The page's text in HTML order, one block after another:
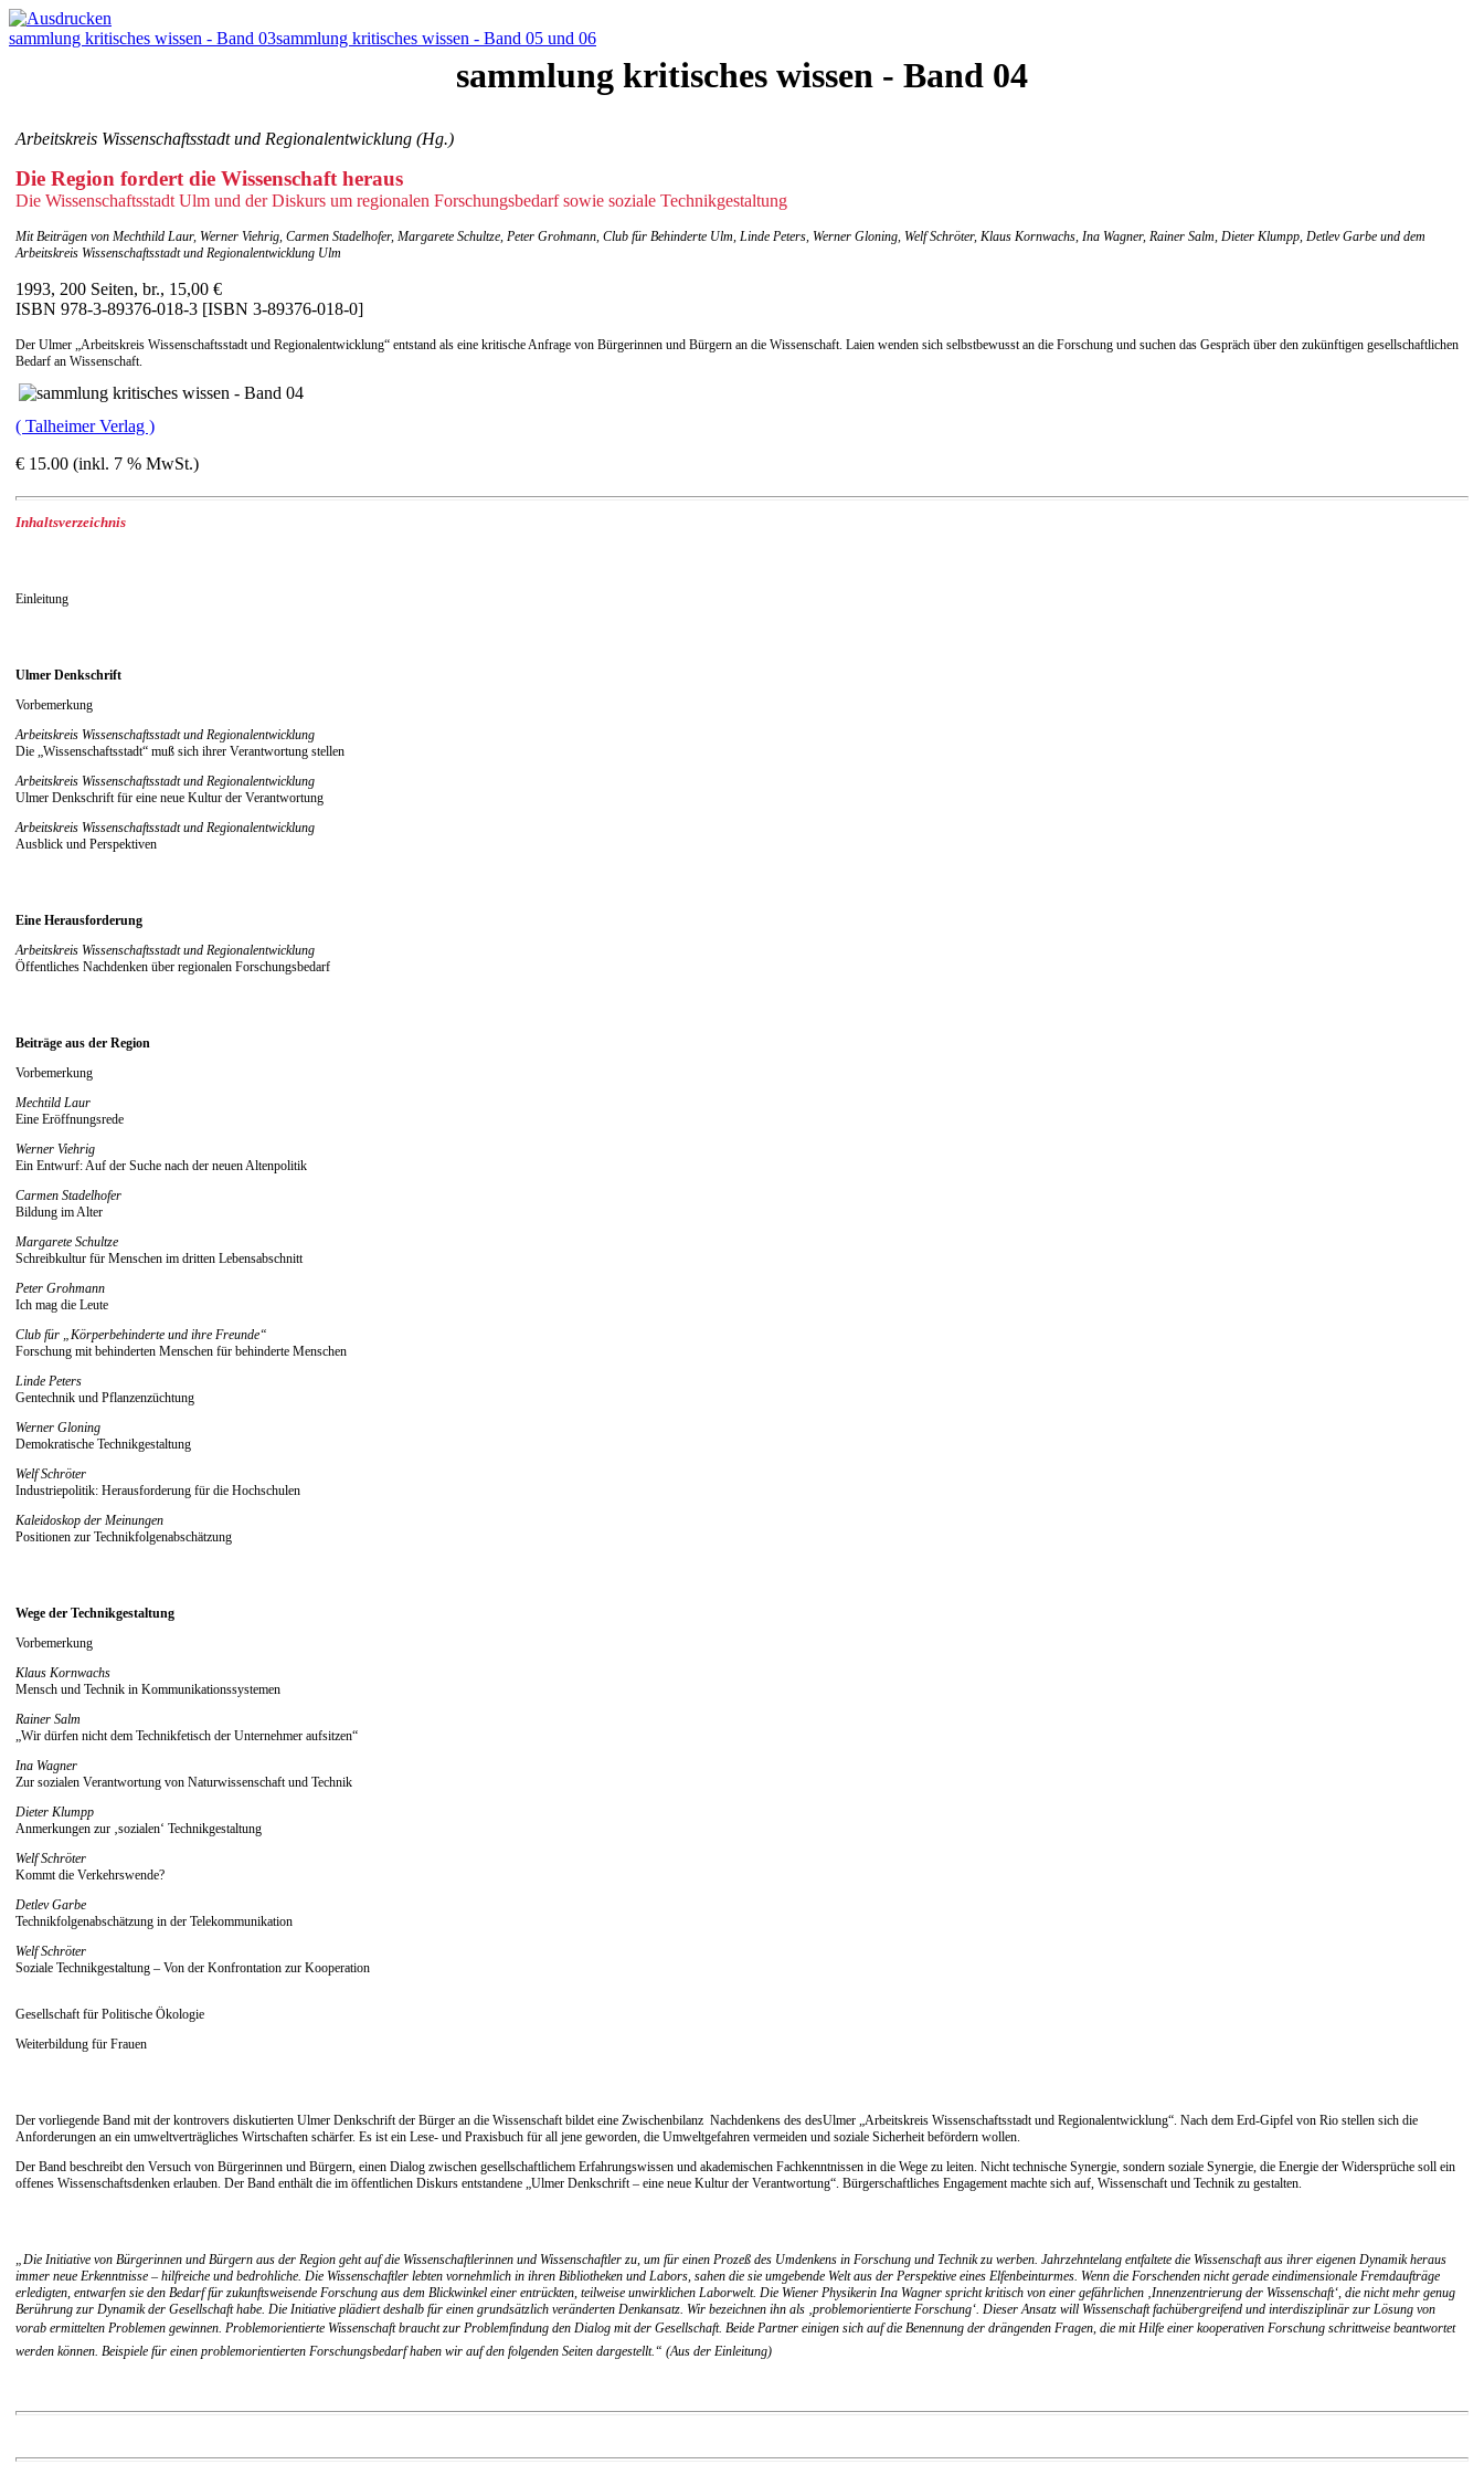
sammlung kritisches wissen - Band 03sammlung kritisches wissen - Band 05 und 06
sammlung kritisches wissen - Band 04
Arbeitskreis Wissenschaftsstadt und Regionalentwicklung (Hg.)
Die Region fordert die Wissenschaft heraus
Die Wissenschaftsstadt Ulm und der Diskurs um regionalen Forschungsbedarf sowie soziale Technikgestaltung
Mit Beiträgen von Mechthild Laur, Werner Viehrig, Carmen Stadelhofer, Margarete Schultze, Peter Grohmann, Club für Behinderte Ulm, Linde Peters, Werner Gloning, Welf Schröter, Klaus Kornwachs, Ina Wagner, Rainer Salm, Dieter Klumpp, Detlev Garbe und dem
Arbeitskreis Wissenschaftsstadt und Regionalentwicklung Ulm
1993, 200 Seiten, br., 15,00 €
ISBN 978-3-89376-018-3 [ISBN 3-89376-018-0]
Der Ulmer „Arbeitskreis Wissenschaftsstadt und Regionalentwicklung“ entstand als eine kritische Anfrage von Bürgerinnen und Bürgern an die Wissenschaft. Laien wenden sich selbstbewusst an die Forschung und suchen das Gespräch über den zukünftigen gesellschaftlichen
Bedarf an Wissenschaft.
( Talheimer Verlag )
€ 15.00 (inkl. 7 % MwSt.)
Inhaltsverzeichnis
Einleitung
Ulmer Denkschrift
Vorbemerkung
Arbeitskreis Wissenschaftsstadt und Regionalentwicklung
Die „Wissenschaftsstadt“ muß sich ihrer Verantwortung stellen
Arbeitskreis Wissenschaftsstadt und Regionalentwicklung
Ulmer Denkschrift für eine neue Kultur der Verantwortung
Arbeitskreis Wissenschaftsstadt und Regionalentwicklung
Ausblick und Perspektiven
Eine Herausforderung
Arbeitskreis Wissenschaftsstadt und Regionalentwicklung
Öffentliches Nachdenken über regionalen Forschungsbedarf
Beiträge aus der Region
Vorbemerkung
Mechtild Laur
Eine Eröffnungsrede
Werner Viehrig
Ein Entwurf: Auf der Suche nach der neuen Altenpolitik
Carmen Stadelhofer
Bildung im Alter
Margarete Schultze
Schreibkultur für Menschen im dritten Lebensabschnitt
Peter Grohmann
Ich mag die Leute
Club für „Körperbehinderte und ihre Freunde“
Forschung mit behinderten Menschen für behinderte Menschen
Linde Peters
Gentechnik und Pflanzenzüchtung
Werner Gloning
Demokratische Technikgestaltung
Welf Schröter
Industriepolitik: Herausforderung für die Hochschulen
Kaleidoskop der Meinungen
Positionen zur Technikfolgenabschätzung
Wege der Technikgestaltung
Vorbemerkung
Klaus Kornwachs
Mensch und Technik in Kommunikationssystemen
Rainer Salm
„Wir dürfen nicht dem Technikfetisch der Unternehmer aufsitzen“
Ina Wagner
Zur sozialen Verantwortung von Naturwissenschaft und Technik
Dieter Klumpp
Anmerkungen zur ‚sozialen‘ Technikgestaltung
Welf Schröter
Kommt die Verkehrswende?
Detlev Garbe
Technikfolgenabschätzung in der Telekommunikation
Welf Schröter
Soziale Technikgestaltung – Von der Konfrontation zur Kooperation
Gesellschaft für Politische Ökologie
Weiterbildung für Frauen
Der vorliegende Band mit der kontrovers diskutierten Ulmer Denkschrift der Bürger an die Wissenschaft bildet eine Zwischenbilanz Nachdenkens des desUlmer „Arbeitskreis Wissenschaftsstadt und Regionalentwicklung“. Nach dem Erd-Gipfel von Rio stellen sich die
Anforderungen an ein umweltverträgliches Wirtschaften schärfer. Es ist ein Lese- und Praxisbuch für all jene geworden, die Umweltgefahren vermeiden und soziale Sicherheit befördern wollen.
Der Band beschreibt den Versuch von Bürgerinnen und Bürgern, einen Dialog zwischen gesellschaftlichem Erfahrungswissen und akademischen Fachkenntnissen in die Wege zu leiten. Nicht technische Synergie, sondern soziale Synergie, die Energie der Widersprüche soll ein
offenes Wissenschaftsdenken erlauben. Der Band enthält die im öffentlichen Diskurs entstandene „Ulmer Denkschrift – eine neue Kultur der Verantwortung“. Bürgerschaftliches Engagement machte sich auf, Wissenschaft und Technik zu gestalten.
„Die Initiative von Bürgerinnen und Bürgern aus der Region geht auf die Wissenschaftlerinnen und Wissenschaftler zu, um für einen Prozeß des Umdenkens in Forschung und Technik zu werben. Jahrzehntelang entfaltete die Wissenschaft aus ihrer eigenen Dynamik heraus
immer neue Erkenntnisse – hilfreiche und bedrohliche. Die Wissenschaftler lebten vornehmlich in ihren Bibliotheken und Labors, sahen die sie umgebende Welt aus der Perspektive eines Elfenbeinturmes. Wenn die Forschenden nicht gerade eindimensionale Fremdaufträge
erledigten, entwarfen sie den Bedarf für zukunftsweisende Forschung aus dem Blickwinkel einer entrückten, teilweise unwirklichen Laborwelt. Die Wiener Physikerin Ina Wagner spricht kritisch von einer gefährlichen ‚Innenzentrierung der Wissenschaft‘, die nicht mehr genug
Berührung zur Dynamik der Gesellschaft habe. Die Initiative plädiert deshalb für einen grundsätzlich veränderten Denkansatz. Wir bezeichnen ihn als ‚problemorientierte Forschung‘. Dieser Ansatz will Wissenschaft fachübergreifend und interdisziplinär zur Lösung von
vorab ermittelten Problemen gewinnen. Problemorientierte Wissenschaft braucht zur Problemfindung den Dialog mit der Gesellschaft. Beide Partner einigen sich auf die Benennung der drängenden Fragen, die mit Hilfe einer kooperativen Forschung schrittweise beantwortet
werden können. Beispiele für einen problemorientierten Forschungsbedarf haben wir auf den folgenden Seiten dargestellt.“ (Aus der Einleitung)